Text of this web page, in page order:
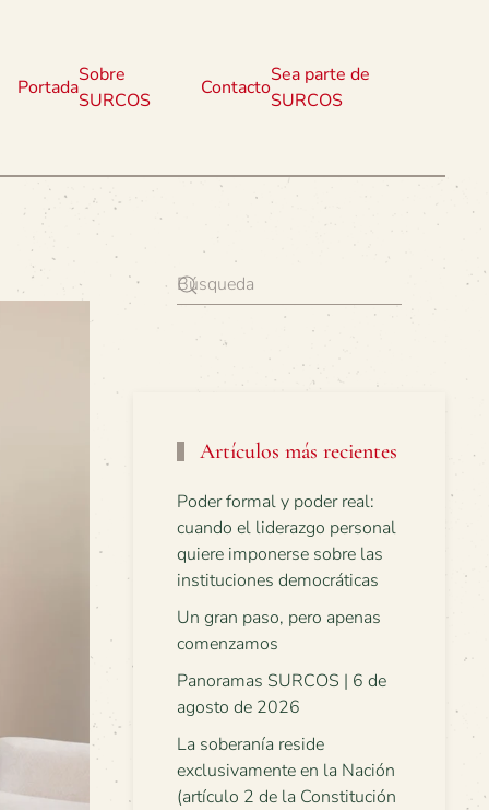
Portada
Sobre
SURCOS
Contacto
Sea parte de
SURCOS
Artículos más recientes
Poder formal y poder real:
cuando el liderazgo personal
quiere imponerse sobre las
instituciones democráticas
Un gran paso, pero apenas
comenzamos
Panoramas SURCOS | 6 de
agosto de 2026
La soberanía reside
exclusivamente en la Nación
(artículo 2 de la Constitución